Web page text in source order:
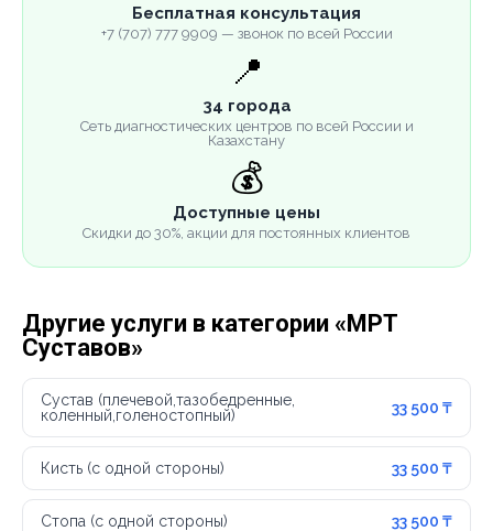
Бесплатная консультация
+7 (707) 777 9909 — звонок по всей России
📍
34 города
Сеть диагностических центров по всей России и
Казахстану
💰
Доступные цены
Скидки до 30%, акции для постоянных клиентов
Другие услуги в категории «МРТ
Суставов»
Сустав (плечевой,тазобедренные,
коленный,голеностопный)
33 500 ₸
Кисть (с одной стороны) 33 500 ₸
Стопа (с одной стороны) 33 500 ₸